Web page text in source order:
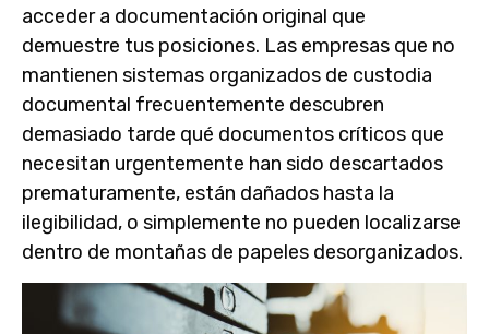
acceder a documentación original que
demuestre tus posiciones. Las empresas que no
mantienen sistemas organizados de custodia
documental frecuentemente descubren
demasiado tarde qué documentos críticos que
necesitan urgentemente han sido descartados
prematuramente, están dañados hasta la
ilegibilidad, o simplemente no pueden localizarse
dentro de montañas de papeles desorganizados.